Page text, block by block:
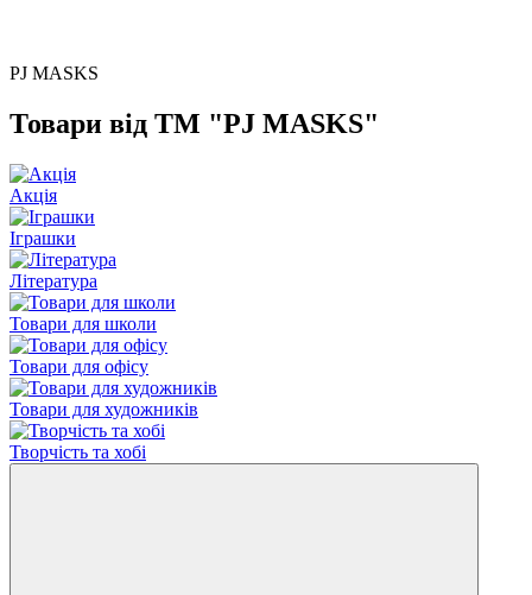
PJ MASKS
Товари від ТМ "PJ MASKS"
Акція
Іграшки
Література
Товари для школи
Товари для офісу
Товари для художників
Творчість та хобі